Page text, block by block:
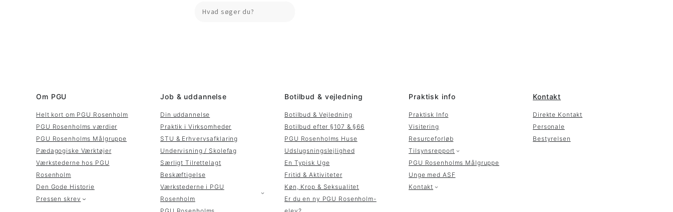
Om PGU
Helt kort om PGU Rosenholm
PGU Rosenholms værdier
PGU Rosenholms Målgruppe
Pædagogiske Værktøjer
Værkstederne hos PGU
Rosenholm
Den Gode Historie
Pressen skrev
Job & uddannelse
Din uddannelse
Praktik i Virksomheder
STU & Erhvervsafklaring
Undervisning / Skolefag
Særligt Tilrettelagt
Beskæftigelse
Værkstederne i PGU
Rosenholm
Botilbud & vejledning
Botilbud & Vejledning
Botilbud efter §107 & §66
PGU Rosenholms Huse
Udslugsningslejlighed
En Typisk Uge
Fritid & Aktiviteter
Køn, Krop & Seksualitet
Er du en ny PGU Rosenholm-
Praktisk info
Praktisk Info
Visitering
Resurceforløb
Tilsynsrepport
PGU Rosenholms Målgruppe
Unge med ASF
Kontakt
Kontakt
Direkte Kontakt
Personale
Bestyrelsen